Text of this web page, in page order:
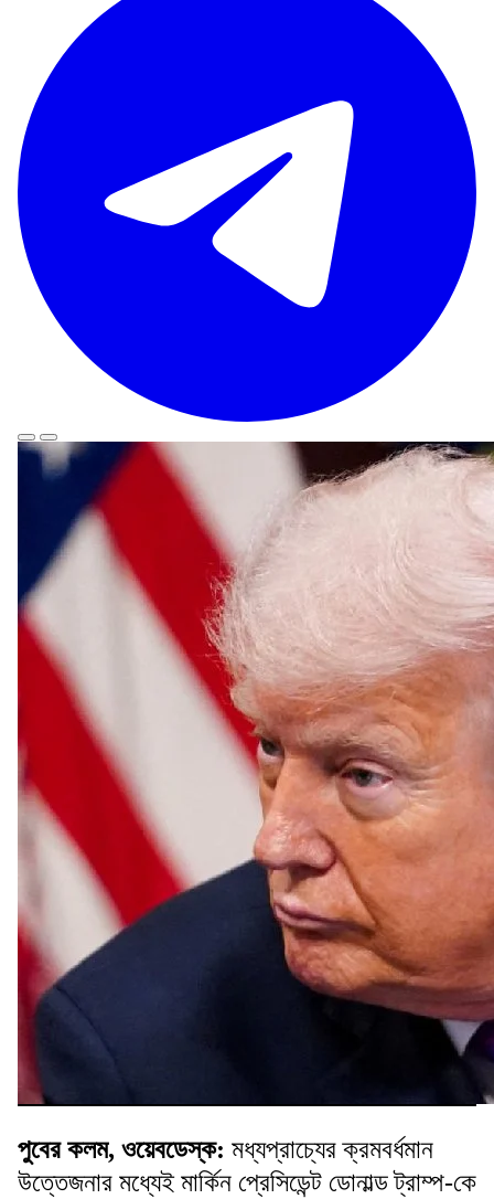
পুবের কলম, ওয়েবডেস্ক: মধ্যপ্রাচ্যের ক্রমবর্ধমান
উত্তেজনার মধ্যেই মার্কিন প্রেসিডেন্ট ডোনাল্ড ট্রাম্প-কে